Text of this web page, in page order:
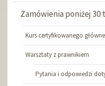
Zamówienia poniżej 30
Kurs certyfikowanego
Warsztaty z prawnikiem
Pytania i odpowiedzi